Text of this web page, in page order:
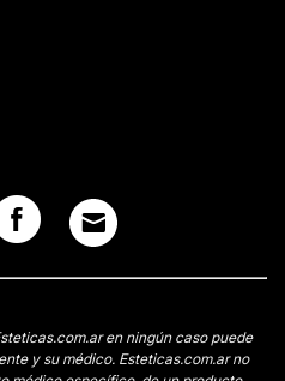
en ningún caso puede
y su médico. Esteticas.com.ar no